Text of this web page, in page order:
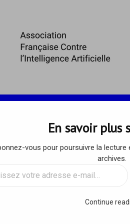
– ‘La Croix’
En savoir plus
vous pour poursuivre la lecture
archives.
Continue